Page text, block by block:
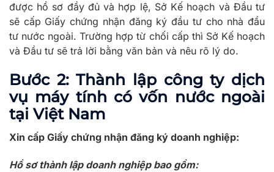
được hồ sơ đầy đủ và hợp lệ, Sở Kế hoạch và Đầu tư
sẽ cấp Giấy chứng nhận đăng ký đầu tư cho nhà đầu
tư nước ngoài. Trường hợp từ chối cấp thì Sở Kế hoạch
và Đầu tư sẽ trả lời bằng văn bản và nêu rõ lý do.
Bước 2: Thành lập công ty dịch
vụ máy tính có vốn nước ngoài
tại Việt Nam
Xin cấp Giấy chứng nhận đăng ký doanh nghiệp:
Hồ sơthành lập doanh nghiệpbao gồm: